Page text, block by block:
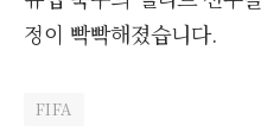
정이 빡빡해졌습니다.
FIFA